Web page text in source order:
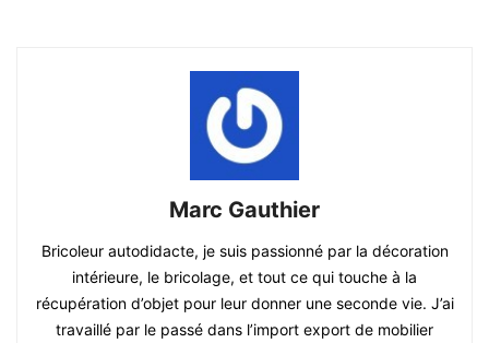
Marc Gauthier
Bricoleur autodidacte, je suis passionné par la décoration
intérieure, le bricolage, et tout ce qui touche à la
récupération d’objet pour leur donner une seconde vie. J’ai
travaillé par le passé dans l’import export de mobilier